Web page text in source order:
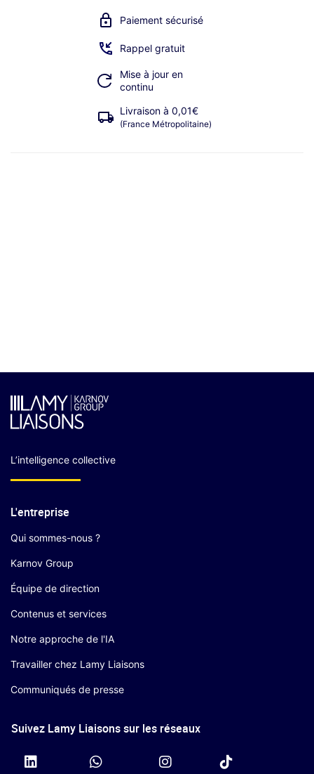
Paiement sécurisé
Rappel gratuit
Mise à jour en
continu
Livraison à 0,01€
(France Métropolitaine)
L’intelligence collective
L'entreprise
Qui sommes-nous ?
Karnov Group
Équipe de direction
Contenus et services
Notre approche de l'IA
Travailler chez Lamy Liaisons
Communiqués de presse
Suivez Lamy Liaisons sur les réseaux